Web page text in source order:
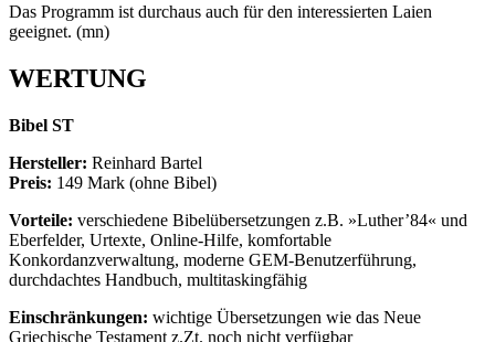
Das Programm ist durchaus auch für den interessierten Laien
geeignet. (mn)
WERTUNG
Bibel ST
Hersteller: Reinhard Bartel
Preis: 149 Mark (ohne Bibel)
Vorteile: verschiedene Bibelübersetzungen z.B. »Luther’84« und
Eberfelder, Urtexte, Online-Hilfe, komfortable
Konkordanzverwaltung, moderne GEM-Benutzerführung,
durchdachtes Handbuch, multitaskingfähig
Einschränkungen: wichtige Übersetzungen wie das Neue
Griechische Testament z.Zt. noch nicht verfügbar